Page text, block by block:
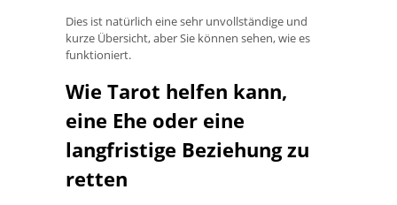
Dies ist natürlich eine sehr unvollständige und
kurze Übersicht, aber Sie können sehen, wie es
funktioniert.
Wie Tarot helfen kann,
eine Ehe oder eine
langfristige Beziehung zu
retten